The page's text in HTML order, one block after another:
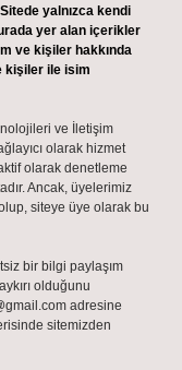
yalnızca kendi
yer alan içerikler
ve kişiler hakkında
kişiler ile isim
ve İletişim
olarak hizmet
olarak denetleme
Ancak, üyelerimiz
siteye üye olarak bu
bir bilgi paylaşım
olduğunu
adresine
sitemizden